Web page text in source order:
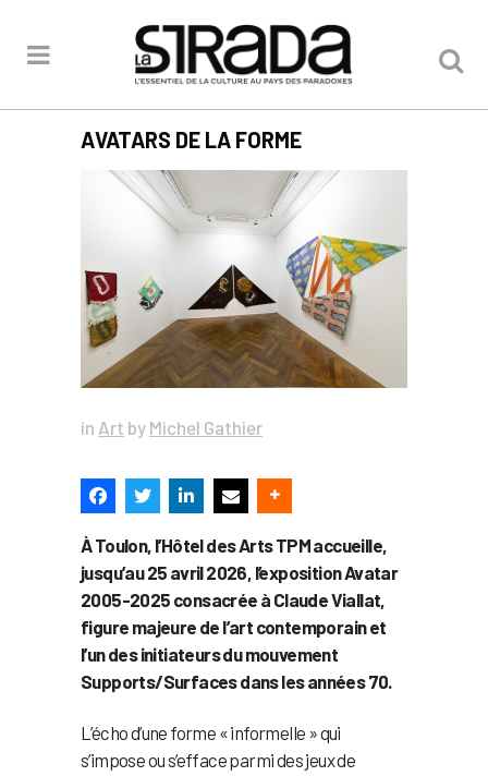
AVATARS DE LA FORME
in Art by Michel Gathier
À Toulon, l’Hôtel des Arts TPM accueille,
jusqu’au 25 avril 2026, l’exposition Avatar
2005-2025 consacrée à Claude Viallat,
figure majeure de l’art contemporain et
l’un des initiateurs du mouvement
Supports/Surfaces dans les années 70.
L’écho d’une forme « informelle » qui
s’impose ou s’efface parmi des jeux de